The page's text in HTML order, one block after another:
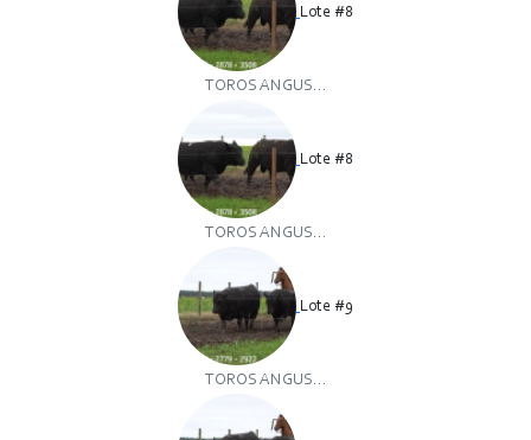
Lote #8
TOROS ANGUS...
Lote #8
TOROS ANGUS...
Lote #9
TOROS ANGUS...